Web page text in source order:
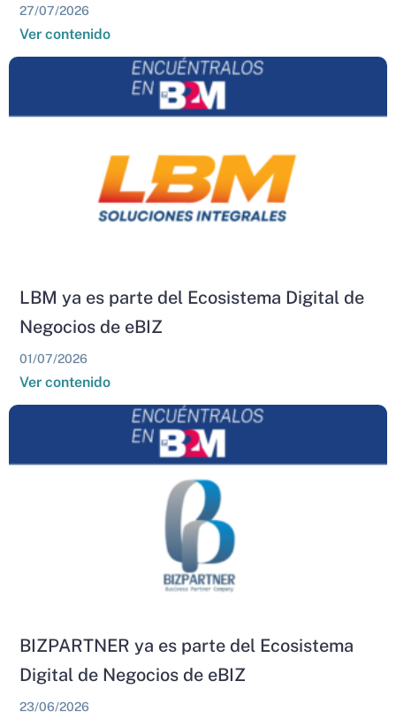
27/07/2026
Ver contenido
LBM ya es parte del Ecosistema Digital de
Negocios de eBIZ
01/07/2026
Ver contenido
BIZPARTNER ya es parte del Ecosistema
Digital de Negocios de eBIZ
23/06/2026